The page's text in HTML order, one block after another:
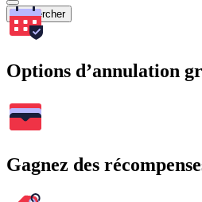
Rechercher
Options d’annulation
Gagnez des